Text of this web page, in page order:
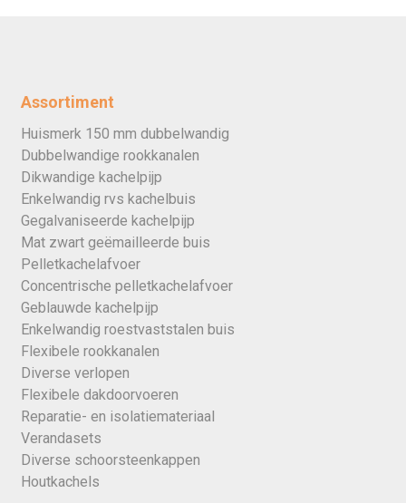
Assortiment
Huismerk 150 mm dubbelwandig
Dubbelwandige rookkanalen
Dikwandige kachelpijp
Enkelwandig rvs kachelbuis
Gegalvaniseerde kachelpijp
Mat zwart geëmailleerde buis
Pelletkachelafvoer
Concentrische pelletkachelafvoer
Geblauwde kachelpijp
Enkelwandig roestvaststalen buis
Flexibele rookkanalen
Diverse verlopen
Flexibele dakdoorvoeren
Reparatie- en isolatiemateriaal
Verandasets
Diverse schoorsteenkappen
Houtkachels